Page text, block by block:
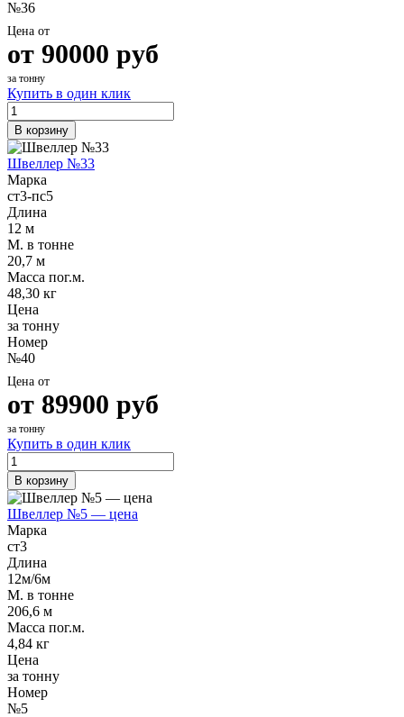
№36
Цена от
от 90000 руб
за тонну
Купить в один клик
В корзину
Швеллер №33
Марка
ст3-пс5
Длина
12 м
М. в тонне
20,7 м
Масса пог.м.
48,30 кг
Цена
за тонну
Номер
№40
Цена от
от 89900 руб
за тонну
Купить в один клик
В корзину
Швеллер №5 — цена
Марка
ст3
Длина
12м/6м
М. в тонне
206,6 м
Масса пог.м.
4,84 кг
Цена
за тонну
Номер
№5